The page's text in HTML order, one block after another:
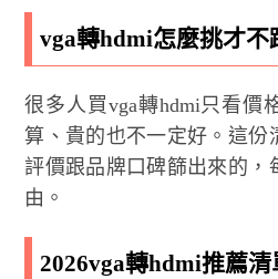
vga轉hdmi怎麼挑才不
很多人買vga轉hdmi只看價
算、貴的也不一定好。這份
評價跟品牌口碑篩出來的，
由。
2026vga轉hdmi推薦清